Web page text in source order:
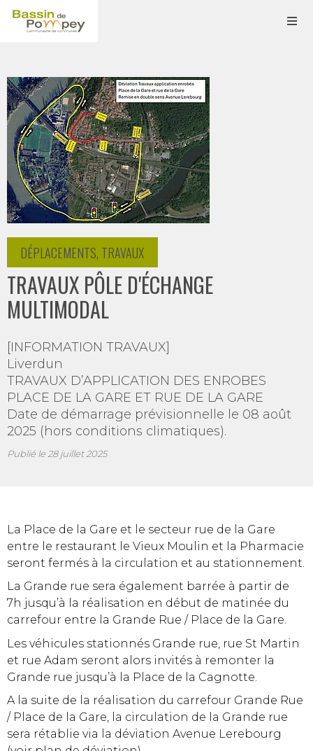
DÉPLACEMENTS, TRAVAUX
TRAVAUX PÔLE D'ÉCHANGE
MULTIMODAL
[INFORMATION TRAVAUX]
Liverdun
TRAVAUX D’APPLICATION DES ENROBES
PLACE DE LA GARE ET RUE DE LA GARE
Date de démarrage prévisionnelle le 08 août
2025 (hors conditions climatiques).
Publié le 28 juillet 2025
La Place de la Gare et le secteur rue de la Gare
entre le restaurant le Vieux Moulin et la Pharmacie
seront fermés à la circulation et au stationnement.
La Grande rue sera également barrée à partir de
7h jusqu’à la réalisation en début de matinée du
carrefour entre la Grande Rue / Place de la Gare.
Les véhicules stationnés Grande rue, rue St Martin
et rue Adam seront alors invités à remonter la
Grande rue jusqu’à la Place de la Cagnotte.
A la suite de la réalisation du carrefour Grande Rue
/ Place de la Gare, la circulation de la Grande rue
sera rétablie via la déviation Avenue Lerebourg